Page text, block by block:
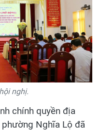
nghị.
chính quyền địa
Nghĩa Lộ đã